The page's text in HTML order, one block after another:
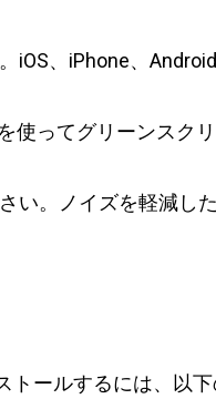
、iPhone、
使ってグリーンスク
い。ノイズを軽減し
トールするには、以